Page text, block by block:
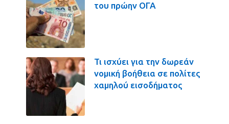
του πρώην ΟΓΑ
Τι ισχύει για την δωρεάν
νομική βοήθεια σε πολίτες
χαμηλού εισοδήματος